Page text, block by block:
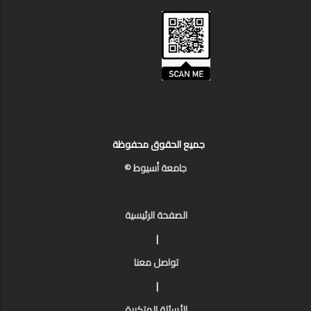
جميع الحقوق محفوظة
جامعة أسيوط ©
الصفحة الرئيسية
|
تواصل معنا
|